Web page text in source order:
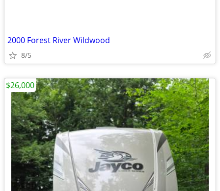
2000 Forest River Wildwood
8/5
$26,000